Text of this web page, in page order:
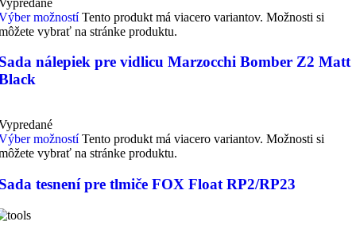
možností Tento produkt má viacero variantov. Možnosti si
vybrať na stránke produktu.
nálepiek pre vidlicu Marzocchi Bomber Z2 Matt
možností Tento produkt má viacero variantov. Možnosti si
vybrať na stránke produktu.
tesnení pre tlmiče FOX Float RP2/RP23